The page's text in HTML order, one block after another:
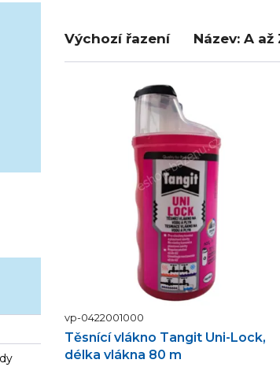
Výchozí řazení Název: A až
vp-0422001000
Těsnící vlákno Tangit Uni-Lock,
délka vlákna 80 m